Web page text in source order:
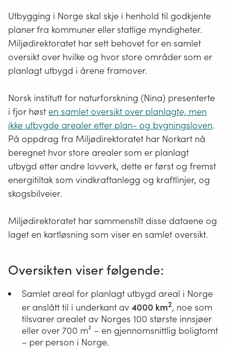
Utbygging i Norge skal skje i henhold til godkjente
planer fra kommuner eller statlige myndigheter.
Miljødirektoratet har sett behovet for en samlet
oversikt over hvilke og hvor store områder som er
planlagt utbygd i årene framover.
Norsk institutt for naturforskning (Nina) presenterte
i fjor høst en samlet oversikt over planlagte, men
ikke utbygde arealer etter plan- og bygningsloven.
På oppdrag fra Miljødirektoratet har Norkart nå
beregnet hvor store arealer som er planlagt
utbygd etter andre lovverk, dette er først og fremst
energitiltak som vindkraftanlegg og kraftlinjer, og
skogsbilveier.
Miljødirektoratet har sammenstilt disse dataene og
laget en kartløsning som viser en samlet oversikt.
Oversikten viser følgende:
Samlet areal for planlagt utbygd areal i Norge
er anslått til i underkant av 4000 km2, noe som
tilsvarer arealet av Norges 100 største innsjøer
eller over 700 m² – en gjennomsnittlig boligtomt
– per person i Norge.